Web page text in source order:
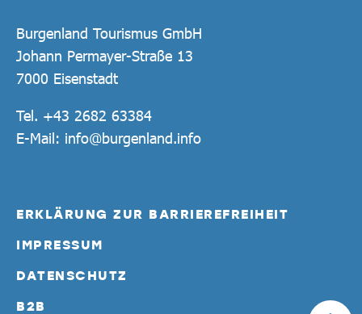
Burgenland Tourismus GmbH
Johann Permayer-Straße 13
7000 Eisenstadt
Tel. +43 2682 63384
E-Mail: info@burgenland.info
ERKLÄRUNG ZUR BARRIEREFREIHEIT
IMPRESSUM
DATENSCHUTZ
B2B